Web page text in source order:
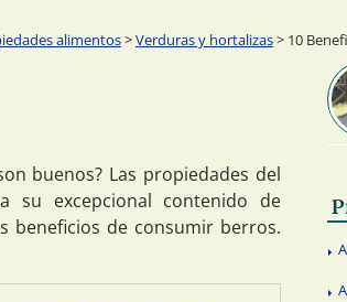
alimentos>Verduras y hortalizas> 10
buenos? Las propiedades del
su excepcional contenido de
beneficios de consumir berros.